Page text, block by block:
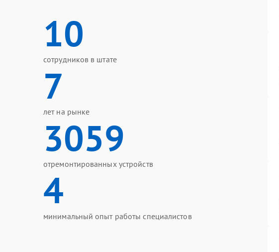
10
сотрудников в штате
7
лет на рынке
3059
отремонтированных устройств
4
минимальный опыт работы специалистов